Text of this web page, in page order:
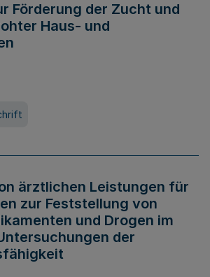
Förderung der Zucht und
Haus- und
ärztlichen Leistungen für
zur Feststellung von
und Drogen im
der